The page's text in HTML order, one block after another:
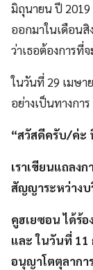
มิถุนายน ปี 2019
ออกมาในเดือนสิ
ว่าเธอต้องการ
ในวันที่ 29 เมษา
อย่างเป็นทางการ
“สวัสดีครับ/ค่ะ
เราเขียนแถลง
สัญญาระหว่าง
คูฮเยซอน ได้ร้
และ ในวันที่ 11
อนุญาโตตุลาก